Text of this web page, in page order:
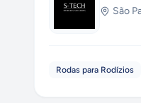
São
Rodas para Rodízios